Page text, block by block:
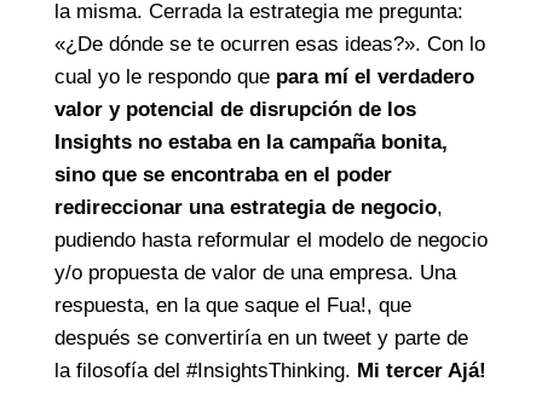
la misma. Cerrada la estrategia me pregunta:
«¿De dónde se te ocurren esas ideas?». Con lo
cual yo le respondo que para mí el verdadero
valor y potencial de disrupción de los
Insights no estaba en la campaña bonita,
sino que se encontraba en el poder
redireccionar una estrategia de negocio,
pudiendo hasta reformular el modelo de negocio
y/o propuesta de valor de una empresa. Una
respuesta, en la que saque el Fua!, que
después se convertiría en un tweet y parte de
la filosofía del #InsightsThinking. Mi tercer Ajá!